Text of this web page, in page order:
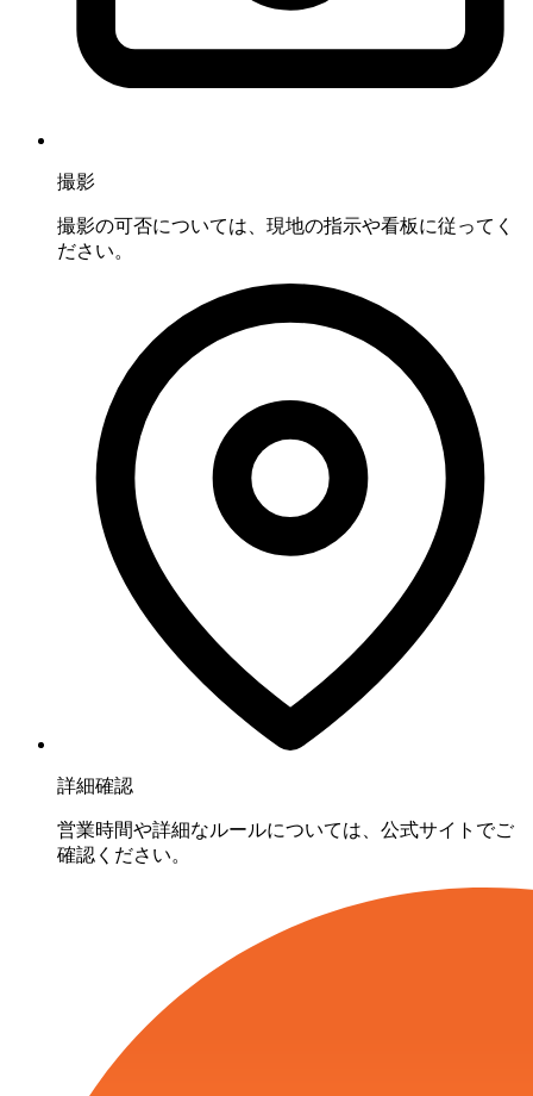
撮影
撮影の可否については、現地の指示や看板に従ってく
ださい。
詳細確認
営業時間や詳細なルールについては、公式サイトでご
確認ください。